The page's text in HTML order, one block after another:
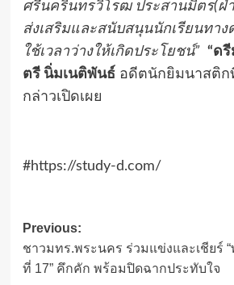
ศรีนครินทรวิโรฒ ประสานมิตร(ฝ่
ส่งเสริมและสนับสนุนนักเรียนทา
ใช้เวลาว่างให้เกิดประโยชน์” “ด
ตรี นิ่มเนติพันธ์อดีตนักยิมนาสติก
กล่าวเปิดเผย
#https://study-d.com/
Post
navigation
Previous:
ชาวมทร.พระนคร ร่วมแข่งและเชียร์
ที่ 17” คึกคัก พร้อมปิดฉากประทับใจ